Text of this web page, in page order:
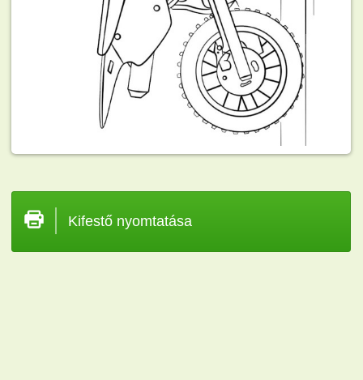
Kifestő nyomtatása